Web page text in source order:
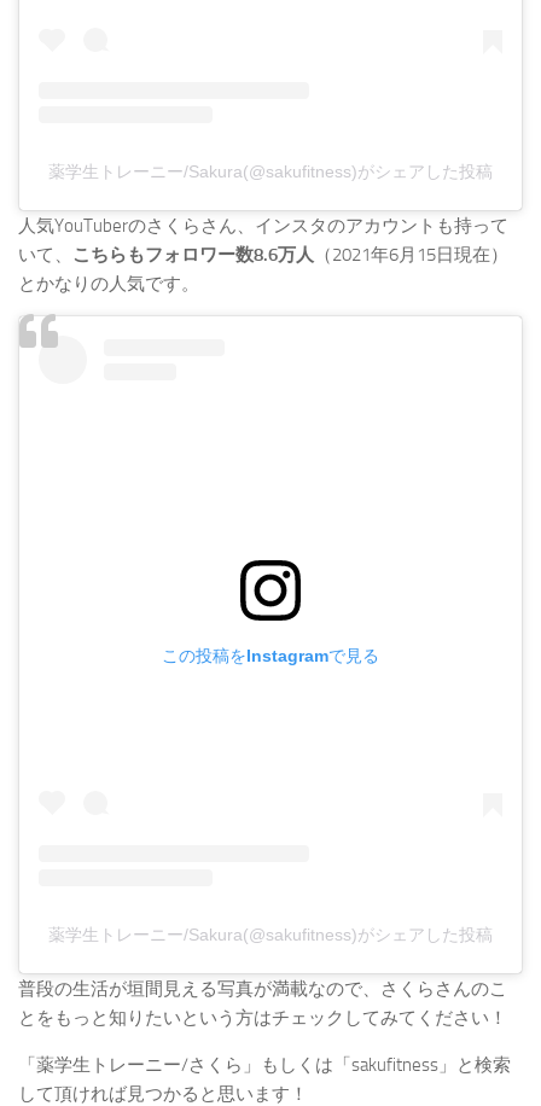
薬学生トレーニー/Sakura(@sakufitness)がシェアした投稿
人気YouTuberのさくらさん、インスタのアカウントも持って
いて、
こちらもフォロワー数8.6万人 （2021年6月15日現在）
とかなりの人気です。
この投稿をInstagramで見る
薬学生トレーニー/Sakura(@sakufitness)がシェアした投稿
普段の生活が垣間見える写真が満載なので、さくらさんのこ
とをもっと知りたいという方はチェックしてみてください！
「薬学生トレーニー/さくら」もしくは「sakufitness」と検索
して頂ければ見つかると思います！